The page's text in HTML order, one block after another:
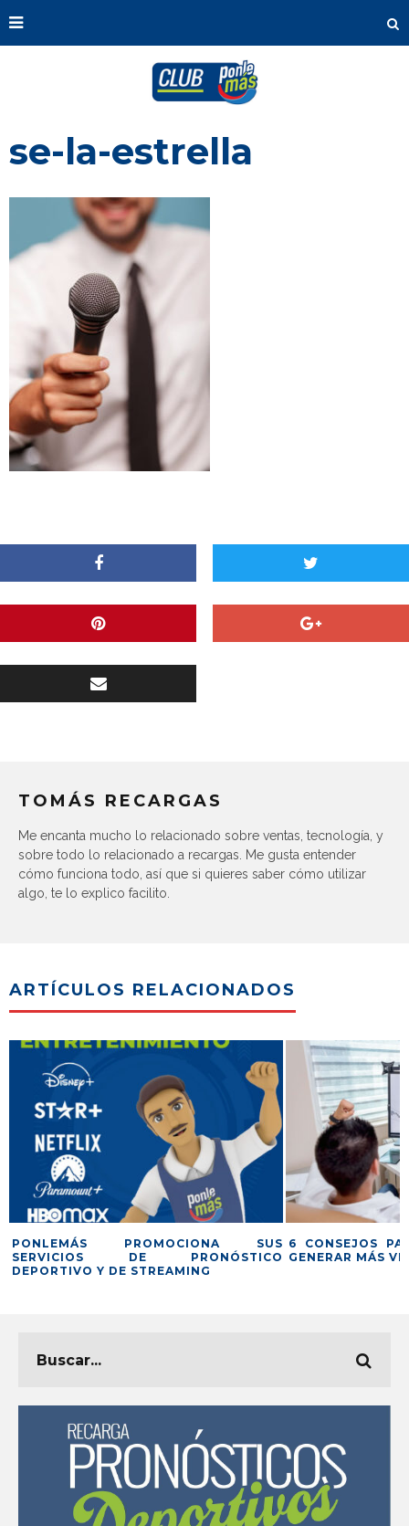
se-la-estrella
TOMÁS RECARGAS
Me encanta mucho lo relacionado sobre ventas, tecnología, y
sobre todo lo relacionado a recargas. Me gusta entender
cómo funciona todo, así que si quieres saber cómo utilizar
algo, te lo explico facilito.
ARTÍCULOS RELACIONADOS
PONLEMÁS PROMOCIONA SUS
SERVICIOS DE PRONÓSTICO
DEPORTIVO Y DE STREAMING
6 CONSEJOS
GENERAR MÁS